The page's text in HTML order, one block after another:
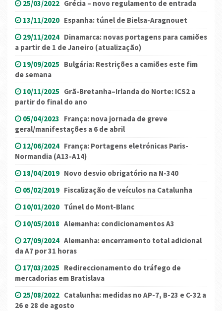
25/03/2022 Grécia – novo regulamento de entrada
13/11/2020 Espanha: túnel de Bielsa-Aragnouet
29/11/2024 Dinamarca: novas portagens para camiões
a partir de 1 de Janeiro (atualização)
19/09/2025 Bulgária: Restrições a camiões este fim
de semana
10/11/2025 Grã-Bretanha–Irlanda do Norte: ICS2 a
partir do final do ano
05/04/2023 França: nova jornada de greve
geral/manifestações a 6 de abril
12/06/2024 França: Portagens eletrónicas Paris-
Normandia (A13-A14)
18/04/2019 Novo desvio obrigatório na N-340
05/02/2019 Fiscalização de veículos na Catalunha
10/01/2020 Túnel do Mont-Blanc
10/05/2018 Alemanha: condicionamentos A3
27/09/2024 Alemanha: encerramento total adicional
da A7 por 31 horas
17/03/2025 Redireccionamento do tráfego de
mercadorias em Bratislava
25/08/2022 Catalunha: medidas no AP-7, B-23 e C-32 a
26 e 28 de agosto